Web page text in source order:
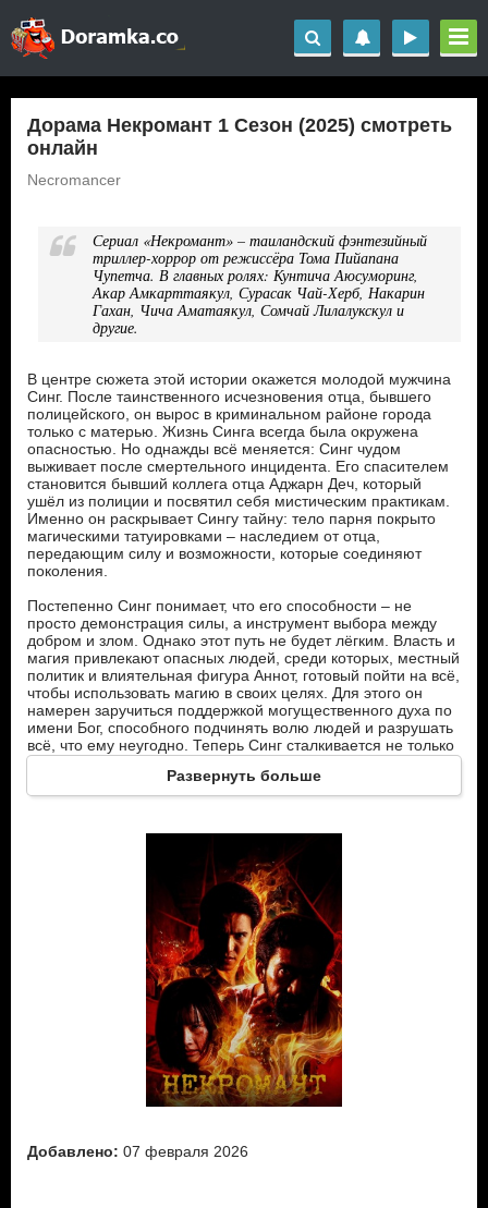
Дорама Некромант 1 Сезон (2025) смотреть
онлайн
Necromancer
Сериал «Некромант» – таиландский фэнтезийный
триллер-хоррор от режиссёра Тома Пийапана
Чупетча. В главных ролях: Кунтича Аюсуморинг,
Акар Амкарттаякул, Сурасак Чай-Херб, Накарин
Гахан, Чича Аматаякул, Сомчай Лилалукскул и
другие.
В центре сюжета этой истории окажется молодой мужчина
Синг. После таинственного исчезновения отца, бывшего
полицейского, он вырос в криминальном районе города
только с матерью. Жизнь Синга всегда была окружена
опасностью. Но однажды всё меняется: Синг чудом
выживает после смертельного инцидента. Его спасителем
становится бывший коллега отца Аджарн Деч, который
ушёл из полиции и посвятил себя мистическим практикам.
Именно он раскрывает Сингу тайну: тело парня покрыто
магическими татуировками – наследием от отца,
передающим силу и возможности, которые соединяют
поколения.
Постепенно Синг понимает, что его способности – не
просто демонстрация силы, а инструмент выбора между
добром и злом. Однако этот путь не будет лёгким. Власть и
магия привлекают опасных людей, среди которых, местный
политик и влиятельная фигура Аннот, готовый пойти на всё,
чтобы использовать магию в своих целях. Для этого он
намерен заручиться поддержкой могущественного духа по
имени Бог, способного подчинять волю людей и разрушать
всё, что ему неугодно. Теперь Синг сталкивается не только
с физической угрозой, но и с моральной: как использовать
свои силы, чтобы защитить город и тех, кто ему дорог, и не
стать частью тьмы, которой хочет владеть Аннот.
Развернуть больше
Добавлено: 07 февраля 2026